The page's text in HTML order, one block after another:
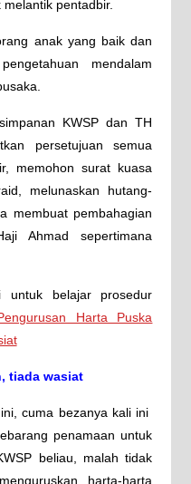
pentadbir.
anak yang baik dan
mendalam
KWSP dan TH
persetujuan semua
memohon surat kuasa
melunaskan hutang-
membuat pembahagian
Ahmad sepertimana
belajar prosedur
Harta Puska
tiada wasiat
cuma bezanya kali ini
penamaan untuk
beliau, malah tidak
harta-harta